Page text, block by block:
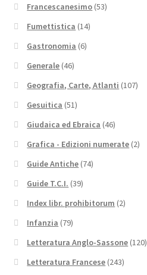
Francescanesimo (53)
Fumettistica (14)
Gastronomia (6)
Generale (46)
Geografia, Carte, Atlanti (107)
Gesuitica (51)
Giudaica ed Ebraica (46)
Grafica - Edizioni numerate (2)
Guide Antiche (74)
Guide T.C.I. (39)
Index libr. prohibitorum (2)
Infanzia (79)
Letteratura Anglo-Sassone (120)
Letteratura Francese (243)